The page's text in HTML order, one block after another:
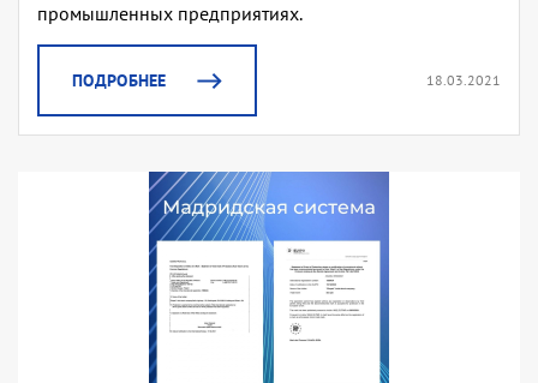
промышленных предприятиях.
ПОДРОБНЕЕ 18.03.2021